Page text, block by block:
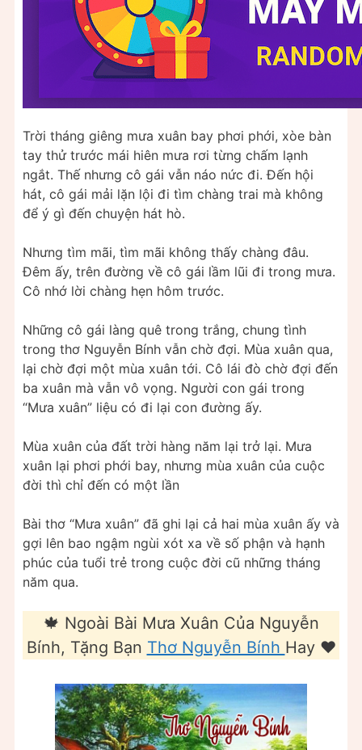
Trời tháng giêng mưa xuân bay phơi phới, xòe bàn
tay thử trước mái hiên mưa rơi từng chấm lạnh
ngắt. Thế nhưng cô gái vẫn náo nức đi. Đến hội
hát, cô gái mải lặn lội đi tìm chàng trai mà không
để ý gì đến chuyện hát hò.
Nhưng tìm mãi, tìm mãi không thấy chàng đâu.
Đêm ấy, trên đường về cô gái lầm lũi đi trong mưa.
Cô nhớ lời chàng hẹn hôm trước.
Những cô gái làng quê trong trắng, chung tình
trong thơ Nguyễn Bính vẫn chờ đợi. Mùa xuân qua,
lại chờ đợi một mùa xuân tới. Cô lái đò chờ đợi đến
ba xuân mà vẫn vô vọng. Người con gái trong
“Mưa xuân” liệu có đi lại con đường ấy.
Mùa xuân của đất trời hàng năm lại trở lại. Mưa
xuân lại phơi phới bay, nhưng mùa xuân của cuộc
đời thì chỉ đến có một lần
Bài thơ “Mưa xuân” đã ghi lại cả hai mùa xuân ấy và
gợi lên bao ngậm ngùi xót xa về số phận và hạnh
phúc của tuổi trẻ trong cuộc đời cũ những tháng
năm qua.
🍁 Ngoài Bài Mưa Xuân Của Nguyễn
Bính, Tặng Bạn Thơ Nguyễn Bính Hay ❤️